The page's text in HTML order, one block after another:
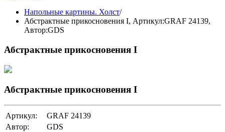
Напольные картины. Холст/
Абстрактные прикосновения I, Артикул:GRAF 24139,
Автор:GDS
Абстрактные прикосновения I
Абстрактные прикосновения I
Артикул:
GRAF 24139
Автор:
GDS